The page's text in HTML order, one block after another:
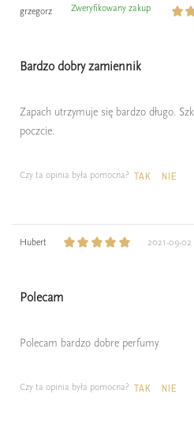
grzegorz Zweryfikowany zakup
Bardzo dobry zamiennik
Zapach utrzymuje się bardzo długo.
poczcie.
Czy ta opinia była pomocna? TAK NIE
Hubert 2021-09-02
Polecam
Polecam bardzo dobre perfumy
Czy ta opinia była pomocna? TAK NIE